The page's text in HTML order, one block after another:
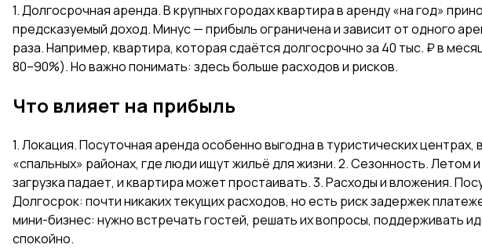
1. Долгосрочная аренда. В крупных городах квартира в аренду «на год»
предсказуемый доход. Минус — прибыль ограничена и зависит от одного
раза. Например, квартира, которая сдаётся долгосрочно за 40 тыс. ₽ в
80–90%). Но важно понимать: здесь больше расходов и рисков.
Что влияет на прибыль
1. Локация. Посуточная аренда особенно выгодна в туристических
«спальных» районах, где люди ищут жильё для жизни. 2. Сезонность. Летом
загрузка падает, и квартира может простаивать. 3. Расходы и вложения.
Долгосрок: почти никаких текущих расходов, но есть риск задержек
мини-бизнес: нужно встречать гостей, решать их вопросы, поддерживать
спокойно.